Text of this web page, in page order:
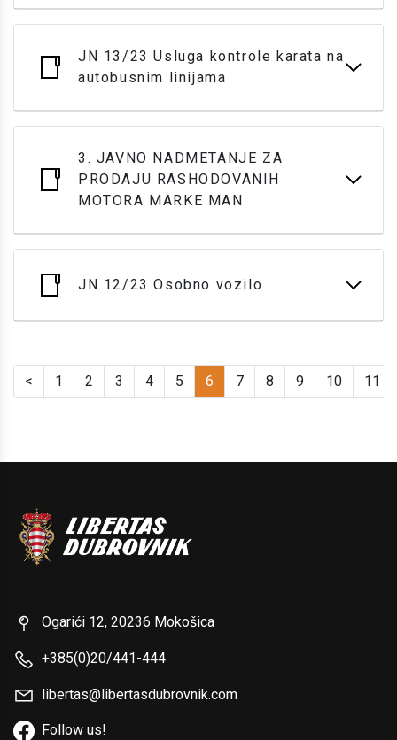
JN 13/23 Usluga kontrole karata na
autobusnim linijama
3. JAVNO NADMETANJE ZA
PRODAJU RASHODOVANIH
MOTORA MARKE MAN
JN 12/23 Osobno vozilo
< 1 2 3 4 5 6 7 8 9 10 11
Ogarići 12, 20236 Mokošica
+385(0)20/441-444
libertas@libertasdubrovnik.com
Follow us!